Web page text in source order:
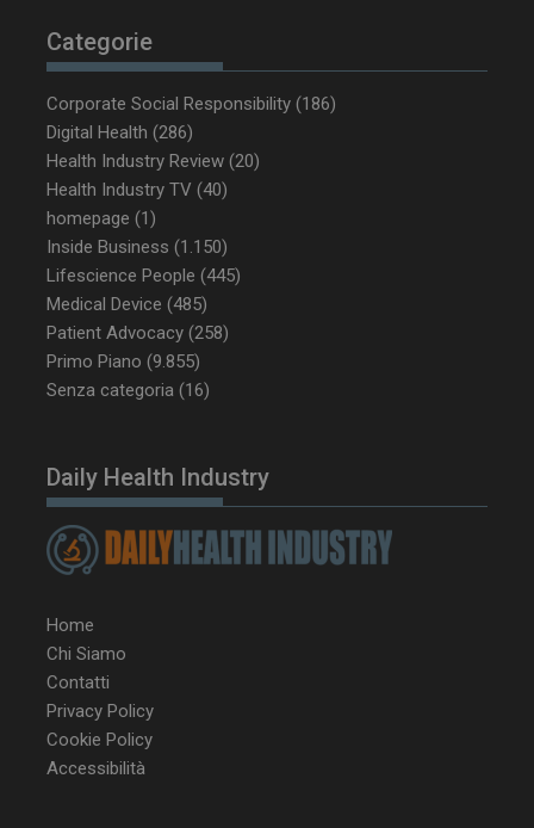
Categorie
Corporate Social Responsibility (186)
Digital Health (286)
Health Industry Review (20)
Health Industry TV (40)
homepage (1)
Inside Business (1.150)
Lifescience People (445)
Medical Device (485)
Patient Advocacy (258)
Primo Piano (9.855)
Senza categoria (16)
Daily Health Industry
Home
Chi Siamo
Contatti
Privacy Policy
Cookie Policy
Accessibilità
_ga_Z2VT792F98
tracking-sites-
ironfish-tracking-
enable
CookieScriptConsent
NOME
__Secure-ROLLOUT_TOKEN